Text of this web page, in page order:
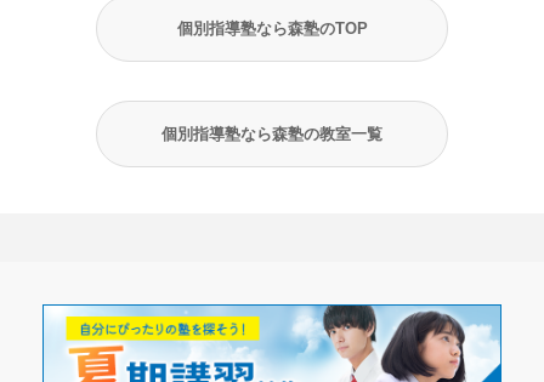
個別指導塾なら森塾のTOP
個別指導塾なら森塾の教室一覧